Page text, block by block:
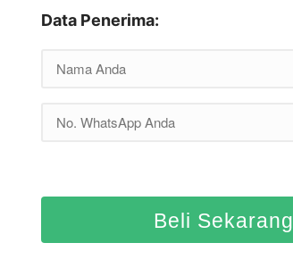
Data Penerima:
Beli Sekarang